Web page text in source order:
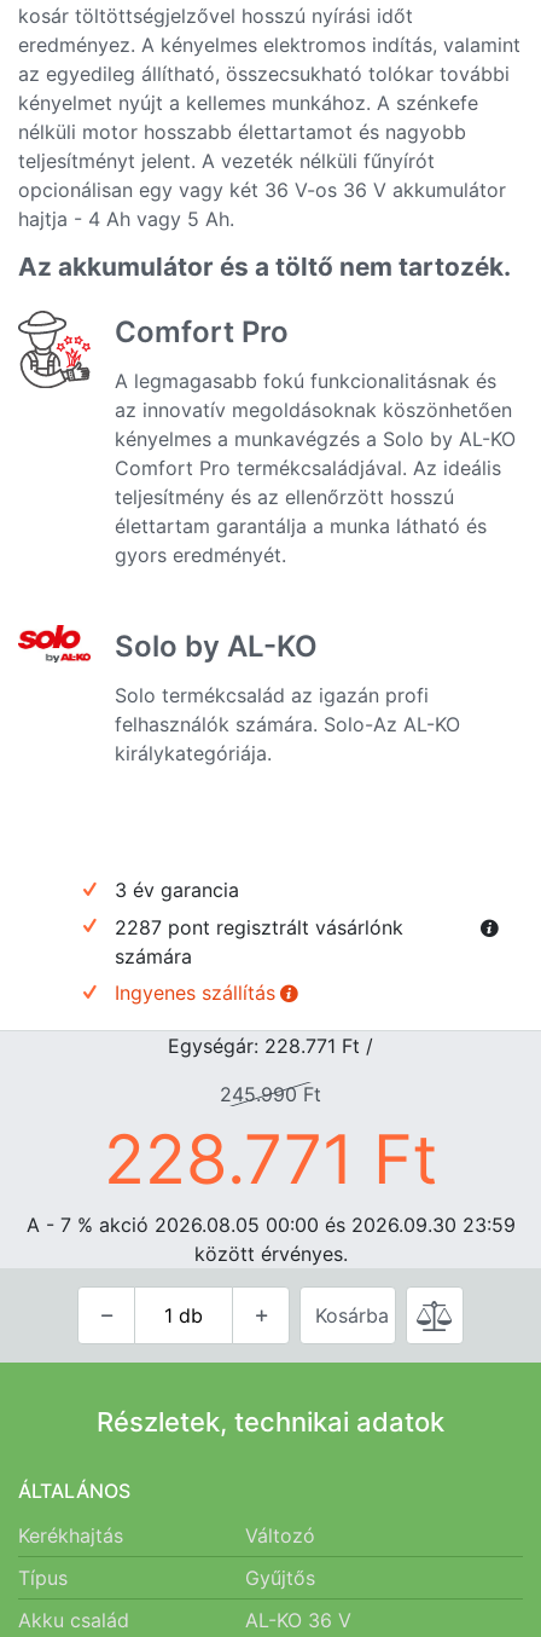
kosár töltöttségjelzővel hosszú nyírási időt
eredményez. A kényelmes elektromos indítás, valamint
az egyedileg állítható, összecsukható tolókar további
kényelmet nyújt a kellemes munkához. A szénkefe
nélküli motor hosszabb élettartamot és nagyobb
teljesítményt jelent. A vezeték nélküli fűnyírót
opcionálisan egy vagy két 36 V-os 36 V akkumulátor
hajtja - 4 Ah vagy 5 Ah.
Az akkumulátor és a töltő nem tartozék.
Comfort Pro
A legmagasabb fokú funkcionalitásnak és
az innovatív megoldásoknak köszönhetően
kényelmes a munkavégzés a Solo by AL-KO
Comfort Pro termékcsaládjával. Az ideális
teljesítmény és az ellenőrzött hosszú
élettartam garantálja a munka látható és
gyors eredményét.
Solo by AL-KO
Solo termékcsalád az igazán profi
felhasználók számára. Solo-Az AL-KO
királykategóriája.
3 év garancia
2287 pont regisztrált vásárlónk
számára
Ingyenes szállítás
Egységár: 228.771 Ft /
245.990 Ft
228.771 Ft
A - 7 % akció 2026.08.05 00:00 és 2026.09.30 23:59
között érvényes.
Kosárba
Részletek, technikai adatok
ÁLTALÁNOS
Kerékhajtás
Változó
Típus
Gyűjtős
Akku család
AL-KO 36 V